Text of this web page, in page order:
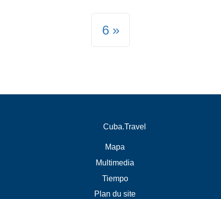
6
Cuba.Travel
Mapa
Multimedia
Tiempo
Plan du site